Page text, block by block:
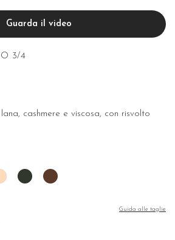
Guarda il video
3/4
cashmere e viscosa, con risvolto
Rose'
Verde
bosco
Nocciola
Guida alle taglie